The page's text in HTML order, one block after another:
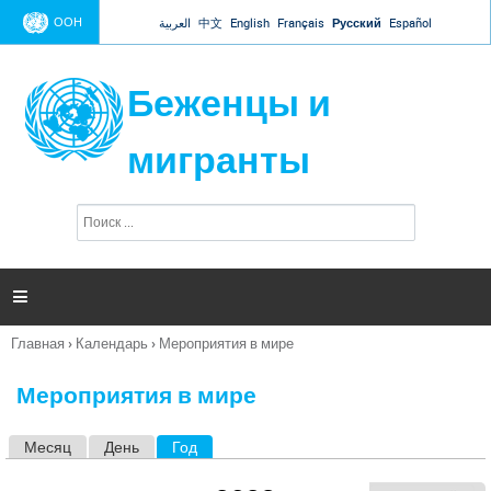
Jump to navigation
ООН العربية 中文 English Français Русский Español
Беженцы и
мигранты
п
и

Вы
Главная › Календарь › Мероприятия в мире
Мероприятия в мире
Месяц День Год